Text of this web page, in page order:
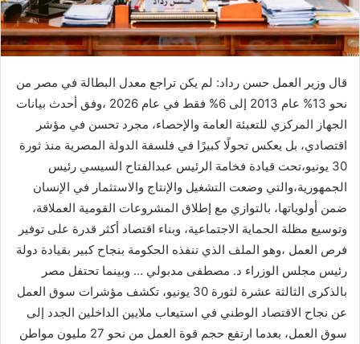
قال وزير العمل حسن رداد: لم يكن تراجع معدل البطالة في مصر من
نحو 13% عام 2013 إلى 6% فقط في عام 2026 ،وفق أحدث بيانات
الجهاز المركزي للتعبئة العامة والإحصاء، مجرد تحسن في مؤشر
اقتصادي، بل يعكس تحولًا كبيرًا في فلسفة الدولة المصرية منذ ثورة
30 يونيو،تحت قيادة فخامة الرئيس عبدالفتاح السيسي رئيس
الجمهورية،والتي وضعت التشغيل والإنتاج والاستثمار في الإنسان
ضمن أولوياتها، بالتوازي مع إطلاق المشروعات القومية العملاقة،
وتوسيع مظلة الحماية الاجتماعية، وبناء اقتصاد أكثر قدرة على توفير
فرص العمل ،وهو الملف الذي تنفذه الحكومة بنجاح كبير بقيادة دولة
رئيس مجلس الوزراء د. مصطفى مدبولي … وبينما تحتفل مصر
بالذكرى الثالثة عشرة لثورة 30 يونيو، تكشف مؤشرات سوق العمل
عن نجاح الاقتصاد الوطني في استيعاب ملايين الداخلين الجدد إلى
سوق العمل، بعدما ارتفع حجم قوة العمل من نحو 27 مليون مواطن